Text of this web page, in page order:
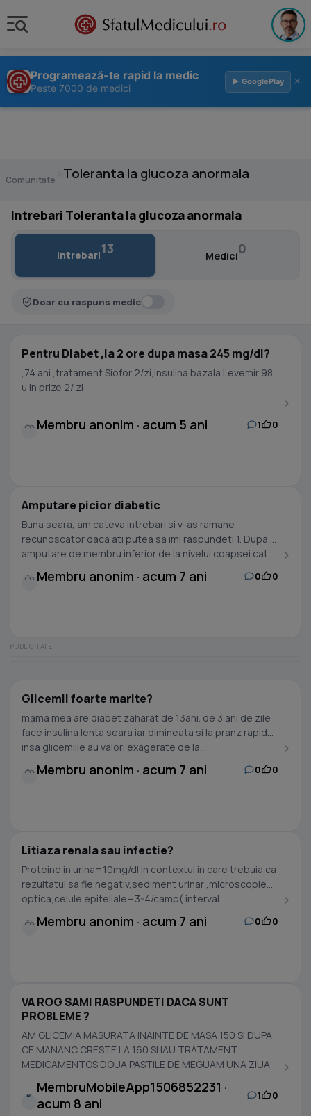
Programează-te rapid la medic
Peste 7000 de medici
▶ GooglePlay ×
Comunitate Toleranta la glucoza anormala
Intrebari Toleranta la glucoza anormala
Intrebari13 Medici0
Doar cu raspuns medic
Pentru Diabet ,la 2 ore dupa masa 245 mg/dl?
,74 ani ,tratament Siofor 2/zi,insulina bazala Levemir 98
u in prize 2/ zi
Membru anonim · acum 5 ani 1 0
Amputare picior diabetic
Buna seara, am cateva intrebari si v-as ramane
recunoscator daca ati putea sa imi raspundeti 1. Dupa o
amputare de membru inferior de la nivelul coapsei cat...
Membru anonim · acum 7 ani 0 0
Glicemii foarte marite?
mama mea are diabet zaharat de 13ani. de 3 ani de zile
face insulina lenta seara iar dimineata si la pranz rapida ,
insa glicemiile au valori exagerate de la...
Membru anonim · acum 7 ani 0 0
Litiaza renala sau infectie?
Proteine in urina=10mg/dl in contextul in care trebuia ca
rezultatul sa fie negativ,sediment urinar ,microscopie
optica,celule epiteliale=3-4/camp( interval...
Membru anonim · acum 7 ani 0 0
VA ROG SAMI RASPUNDETI DACA SUNT
PROBLEME ?
AM GLICEMIA MASURATA INAINTE DE MASA 150 SI DUPA
CE MANANC CRESTE LA 160 SI IAU TRATAMENT
MEDICAMENTOS DOUA PASTILE DE MEGUAM UNA ZIUA
M
MembruMobileApp1506852231 ·
acum 8 ani
1 0